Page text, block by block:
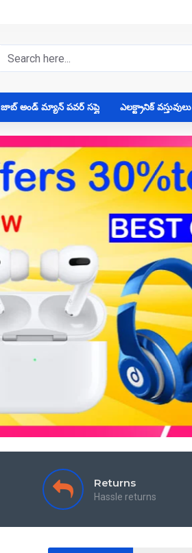
జాబ్ అండ్ మ్యాన్ పవర్ సప్లై ఎలక్ట్రానిక్ వస్తువులు
Returns
Hassle returns